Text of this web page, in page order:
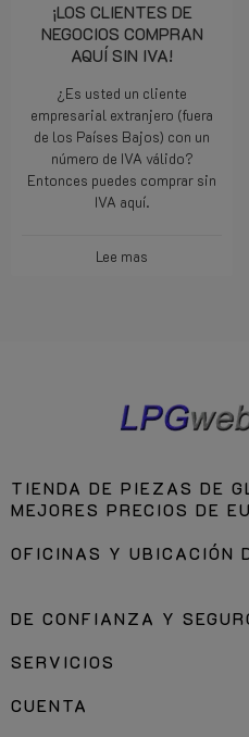
¡LOS CLIENTES DE
NEGOCIOS COMPRAN
AQUÍ SIN IVA!
¿Es usted un cliente
empresarial extranjero (fuera
de los Países Bajos) con un
número de IVA válido?
Entonces puedes comprar sin
IVA aquí.
Lee mas
TIENDA DE PIEZAS DE
MEJORES PRECIOS DE
OFICINAS Y UBICACIÓN
DE CONFIANZA Y
SERVICIOS
CUENTA